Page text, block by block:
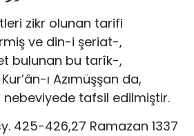
zikr olunan tarifi
ve din-i şeriat-,
bulunan bu tarîk-,
ı Azımüşşan da,
tafsil edilmiştir.
425-426,27 Ramazan 1337